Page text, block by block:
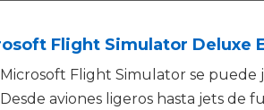
Flight Simulator Deluxe
Microsoft Flight Simulator se puede
Desde aviones ligeros hasta jets de